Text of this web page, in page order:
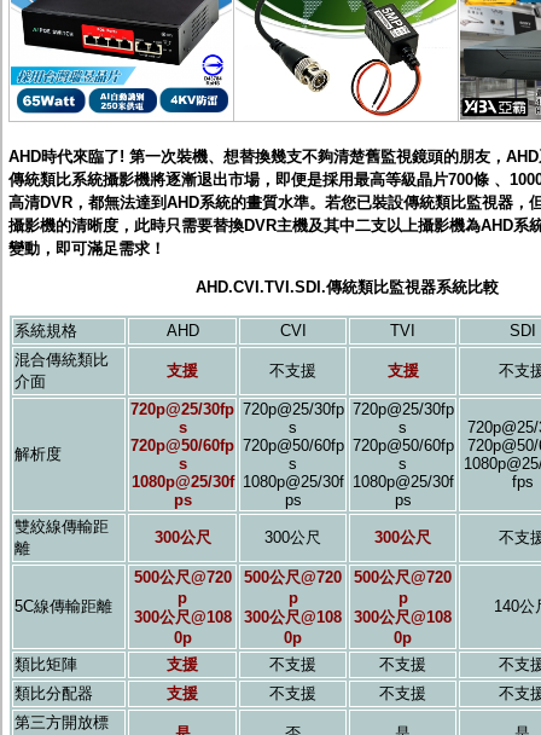
距離遠）
AHD特殊功能型攝影機
旋轉型攝影機.旋轉台
傳統高解析攝影機
鏡頭
防護罩及支架
多路攝影機單軸傳輸
監聽器.麥克風
網路設備
視訊轉換設備
分配放大器
網路線用水晶頭
網路線
懶人線.同軸線.花線
線頭.插座.延長線.HDMI線
集線盒.防水盒.配線盒
變壓器.避雷器
偽裝嚇阻假監視器. 警示防盜貼紙
行車紀錄器.車用插座配件
客訂商品
AHD時代來臨了! 第一次裝機、想替換幾支不夠清楚舊監視鏡頭的朋友，
傳統類比系統攝影機將逐漸退出市場，即便是採用最高等級晶片700條 、
高清DVR，都無法達到AHD系統的畫質水準。若您已裝設傳統類比監視器，
攝影機的清晰度，此時只需要替換DVR主機及其中二支以上攝影機為AHD系
變動，即可滿足需求！
AHD.CVI.TVI.SDI.傳統類比監視器系統比較
系統規格 AHD CVI TVI
SDI
混合傳統類比
介面
支援 不支援 支援 不支
解析度
720p@25/30fp
s
720p@50/60fp
s
1080p@25/30f
ps
720p@25/30fp
s
720p@50/60fp
s
1080p@25/30f
ps
720p@25/30fp
s
720p@50/60fp
s
1080p@25/30f
ps
fps
雙絞線傳輸距
離
300公尺 300公尺 300公尺 不支
5C線傳輸距離
500公尺@720
p
300公尺@108
0p
500公尺@720
p
300公尺@108
0p
500公尺@720
p
300公尺@108
0p
140公
類比矩陣 支援 不支援 不支援
不支
類比分配器
支援 不支援 不支援
不支
第三方開放標